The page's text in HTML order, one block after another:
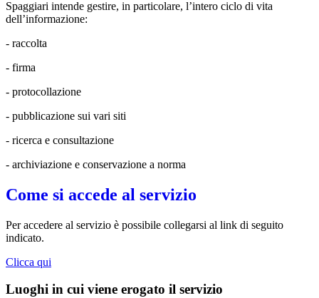
Spaggiari intende gestire, in particolare, l’intero ciclo di vita
dell’informazione:
- raccolta
- firma
- protocollazione
- pubblicazione sui vari siti
- ricerca e consultazione
- archiviazione e conservazione a norma
Come si accede al servizio
Per accedere al servizio è possibile collegarsi al link di seguito
indicato.
Clicca qui
Luoghi in cui viene erogato il servizio